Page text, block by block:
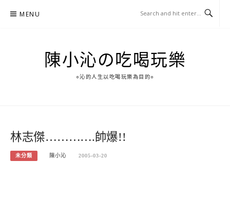
MENU
陳小沁の吃喝玩樂
○沁的人生以吃喝玩樂為目的○
林志傑………….帥爆!!
未分類 陳小沁 2005-03-20